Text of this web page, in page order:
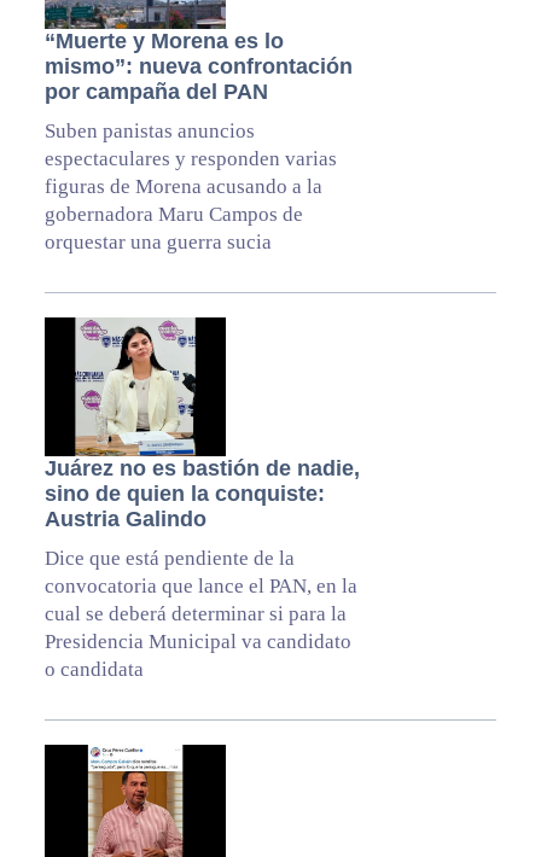
“Muerte y Morena es lo
mismo”: nueva confrontación
por campaña del PAN
Suben panistas anuncios
espectaculares y responden varias
figuras de Morena acusando a la
gobernadora Maru Campos de
orquestar una guerra sucia
Juárez no es bastión de nadie,
sino de quien la conquiste:
Austria Galindo
Dice que está pendiente de la
convocatoria que lance el PAN, en la
cual se deberá determinar si para la
Presidencia Municipal va candidato
o candidata